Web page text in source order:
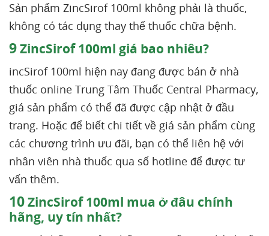
Sản phẩm ZincSirof 100ml không phải là thuốc,
không có tác dụng thay thế thuốc chữa bệnh.
9ZincSirof 100ml giá bao nhiêu?
incSirof 100ml hiện nay đang được bán ở nhà
thuốc online Trung Tâm Thuốc Central Pharmacy,
giá sản phẩm có thể đã được cập nhật ở đầu
trang. Hoặc để biết chi tiết về giá sản phẩm cùng
các chương trình ưu đãi, bạn có thể liên hệ với
nhân viên nhà thuốc qua số hotline để được tư
vấn thêm.
10ZincSirof 100ml mua ở đâu chính
hãng, uy tín nhất?